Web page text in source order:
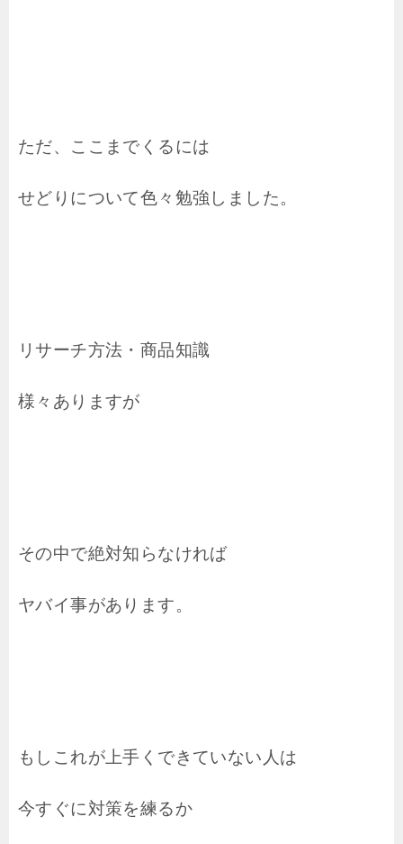
ただ、ここまでくるには
せどりについて色々勉強しました。
リサーチ方法・商品知識
様々ありますが
その中で絶対知らなければ
ヤバイ事があります。
もしこれが上手くできていない人は
今すぐに対策を練るか